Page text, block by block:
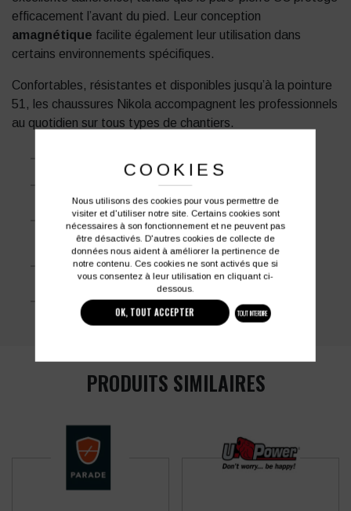
efficacement l’avant du pied. Leur conception
amagnétique facilite également leur utilisation dans
certains environnements spécifiques.
Confortables, résistantes et disponibles jusqu’à la pointure
51, les chaussures Nikola accompagnent les professionnels
au quotidien sur tous types de chantiers.
Cuir pleine fleur pull up d'épaisseur supérieure
pour plus grande longévité.
Languette avec soufflet pour éviter l'intrusion
de particules
Semelle antiperforation
PRODUITS SIMILAIRES
COOKIES
Nous utilisons des cookies pour vous permettre de
visiter et d'utiliser notre site. Certains cookies sont
nécessaires à son fonctionnement et ne peuvent pas
être désactivés. D'autres cookies de collecte de
données nous aident à améliorer la pertinence de
notre contenu. Ces cookies ne sont activés que si
vous consentez à leur utilisation en cliquant ci-
dessous.
OK, TOUT ACCEPTER TOUT INTERDIRE